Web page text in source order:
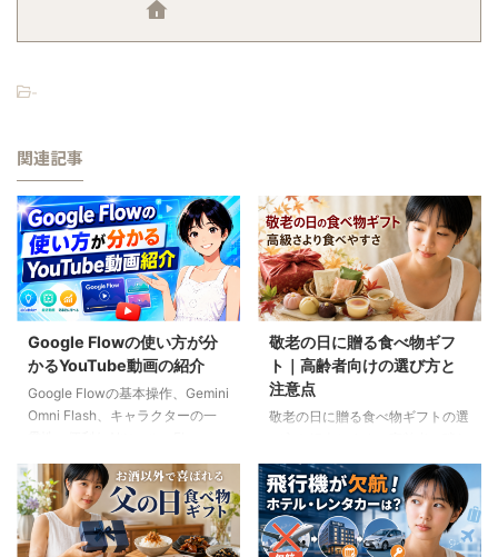
-
関連記事
Google Flowの使い方が分
かるYouTube動画の紹介
Google Flowの基本操作、Gemini
Omni Flash、キャラクターの一
研究室の長編動画18本を、目的別
に分かりやすく紹介します。
敬老の日に贈る食べ物ギフ
ト｜高齢者向けの選び方と
注意点
敬老の日に贈る食べ物ギフトの選
力や好み、食事制限、保存方法に
配慮しながら、和菓子、スープ、
ご飯のお供、やわらか食などの候
補をわかりやすく解説します。